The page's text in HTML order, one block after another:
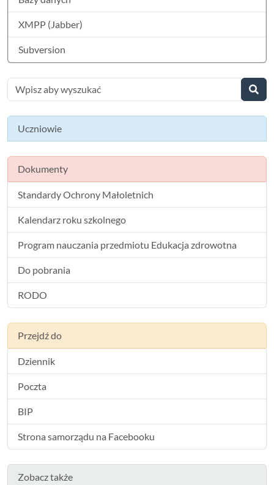
XMPP (Jabber)
Subversion
Uczniowie
Dokumenty
Standardy Ochrony Małoletnich
Kalendarz roku szkolnego
Program nauczania przedmiotu Edukacja zdrowotna
Do pobrania
RODO
Przejdź do
Dziennik
Poczta
BIP
Strona samorządu na Facebooku
Zobacz także